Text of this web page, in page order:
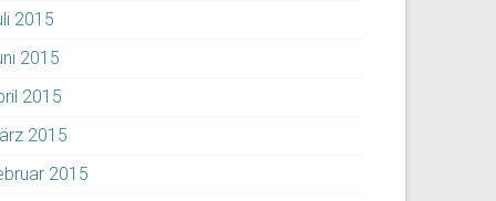
2015
2015
2015
2015
2015